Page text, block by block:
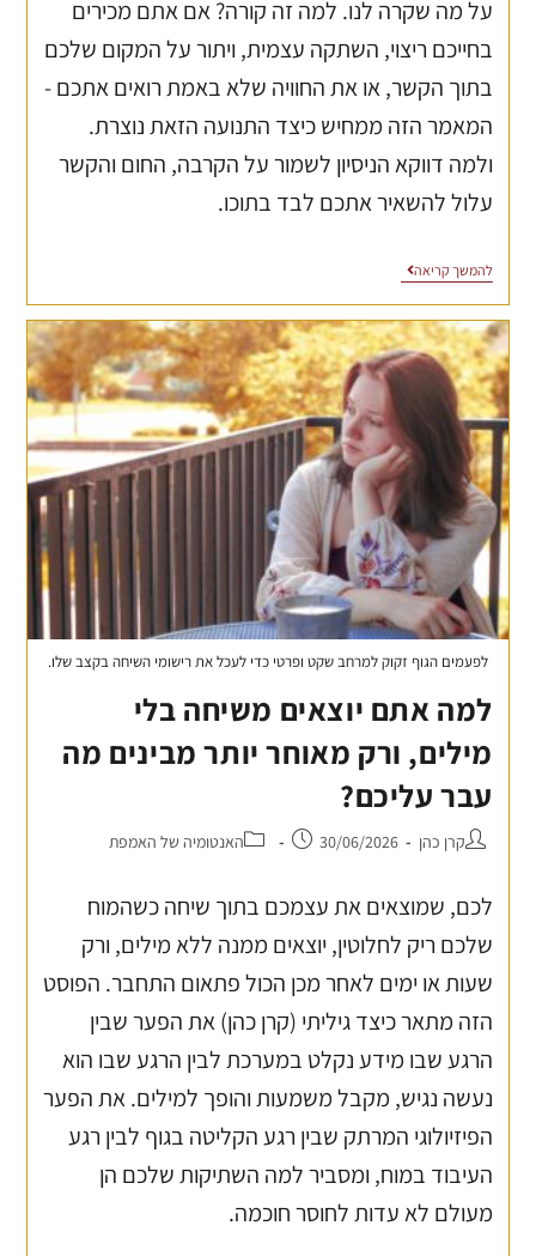
על מה שקרה לנו. למה זה קורה? אם אתם מכירים
בחייכם ריצוי, השתקה עצמית, ויתור על המקום שלכם
בתוך הקשר, או את החוויה שלא באמת רואים אתכם -
המאמר הזה ממחיש כיצד התנועה הזאת נוצרת.
ולמה דווקא הניסיון לשמור על הקרבה, החום והקשר
עלול להשאיר אתכם לבד בתוכו.
להמשך קריאה
לפעמים הגוף זקוק למרחב שקט ופרטי כדי לעכל את רישומי השיחה בקצב שלו.
למה אתם יוצאים משיחה בלי
מילים, ורק מאוחר יותר מבינים מה
עבר עליכם?
קרן כהן 30/06/2026 האנטומיה של האמפת
לכם, שמוצאים את עצמכם בתוך שיחה כשהמוח
שלכם ריק לחלוטין, יוצאים ממנה ללא מילים, ורק
שעות או ימים לאחר מכן הכול פתאום התחבר. הפוסט
הזה מתאר כיצד גיליתי (קרן כהן) את הפער שבין
הרגע שבו מידע נקלט במערכת לבין הרגע שבו הוא
נעשה נגיש, מקבל משמעות והופך למילים. את הפער
הפיזיולוגי המרתק שבין רגע הקליטה בגוף לבין רגע
העיבוד במוח, ומסביר למה השתיקות שלכם הן
מעולם לא עדות לחוסר חוכמה.